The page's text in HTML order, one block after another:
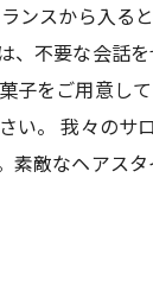
ンスから入
、不要な会話
子をご用意し
い。 我々の
素敵なヘアス